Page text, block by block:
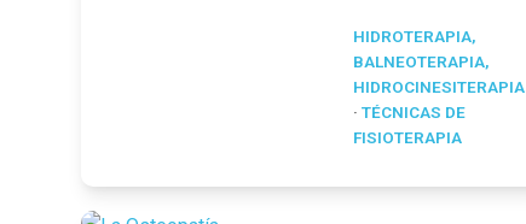
HIDROTERAPIA,
BALNEOTERAPIA,
HIDROCINESITERAPIA
·TÉCNICAS DE
FISIOTERAPIA